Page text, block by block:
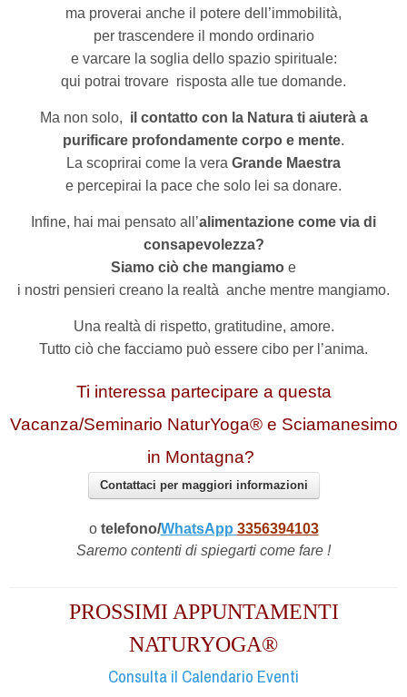
ma proverai anche il potere dell’immobilità,
per trascendere il mondo ordinario
e varcare la soglia dello spazio spirituale:
qui potrai trovare risposta alle tue domande.
Ma non solo, il contatto con la Natura ti aiuterà a
purificare profondamente corpo e mente.
La scoprirai come la vera Grande Maestra
e percepirai la pace che solo lei sa donare.
Infine, hai mai pensato all’alimentazione come via di
consapevolezza?
Siamo ciò che mangiamo e
i nostri pensieri creano la realtà anche mentre mangiamo.
Una realtà di rispetto, gratitudine, amore.
Tutto ciò che facciamo può essere cibo per l’anima.
Ti interessa partecipare a questa
Vacanza/Seminario NaturYoga® e Sciamanesimo
in Montagna?
Contattaci per maggiori informazioni
o telefono/WhatsApp 3356394103
Saremo contenti di spiegarti come fare !
PROSSIMI APPUNTAMENTI
NATURYOGA®
Consulta il Calendario Eventi